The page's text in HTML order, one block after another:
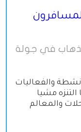
في جولة
والفعاليات
مشيا
والمعالم